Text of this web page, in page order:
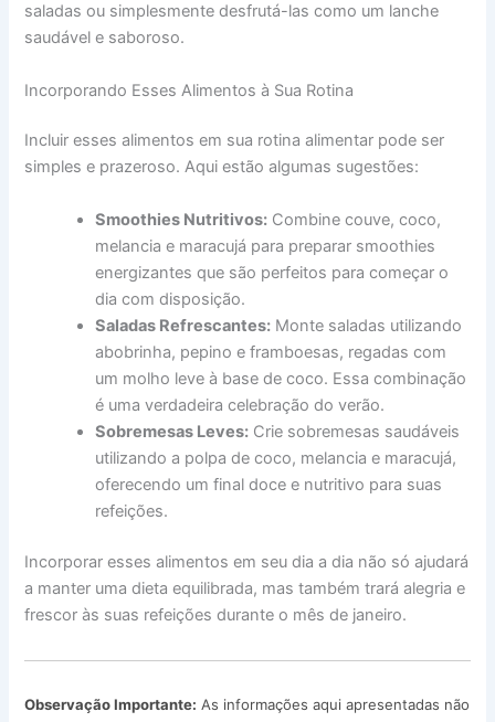
saladas ou simplesmente desfrutá-las como um lanche
saudável e saboroso.
Incorporando Esses Alimentos à Sua Rotina
Incluir esses alimentos em sua rotina alimentar pode ser
simples e prazeroso. Aqui estão algumas sugestões:
Smoothies Nutritivos: Combine couve, coco,
melancia e maracujá para preparar smoothies
energizantes que são perfeitos para começar o
dia com disposição.
Saladas Refrescantes: Monte saladas utilizando
abobrinha, pepino e framboesas, regadas com
um molho leve à base de coco. Essa combinação
é uma verdadeira celebração do verão.
Sobremesas Leves: Crie sobremesas saudáveis
utilizando a polpa de coco, melancia e maracujá,
oferecendo um final doce e nutritivo para suas
refeições.
Incorporar esses alimentos em seu dia a dia não só ajudará
a manter uma dieta equilibrada, mas também trará alegria e
frescor às suas refeições durante o mês de janeiro.
Observação Importante: As informações aqui apresentadas não